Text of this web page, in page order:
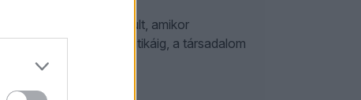
idei utolsó Csemegepult, amikor
a kultúrpolitikáig, a társadalom